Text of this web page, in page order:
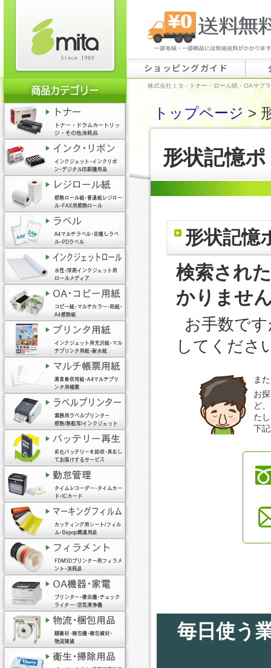
ショッピングガイド
株式会社ミタ - トナー・ロール紙・OAサプ
トップページ>
形状記憶
形状記憶
検索され
かりませ
お手数で
してくださ
ま
お
ど
た
下
毎日使う